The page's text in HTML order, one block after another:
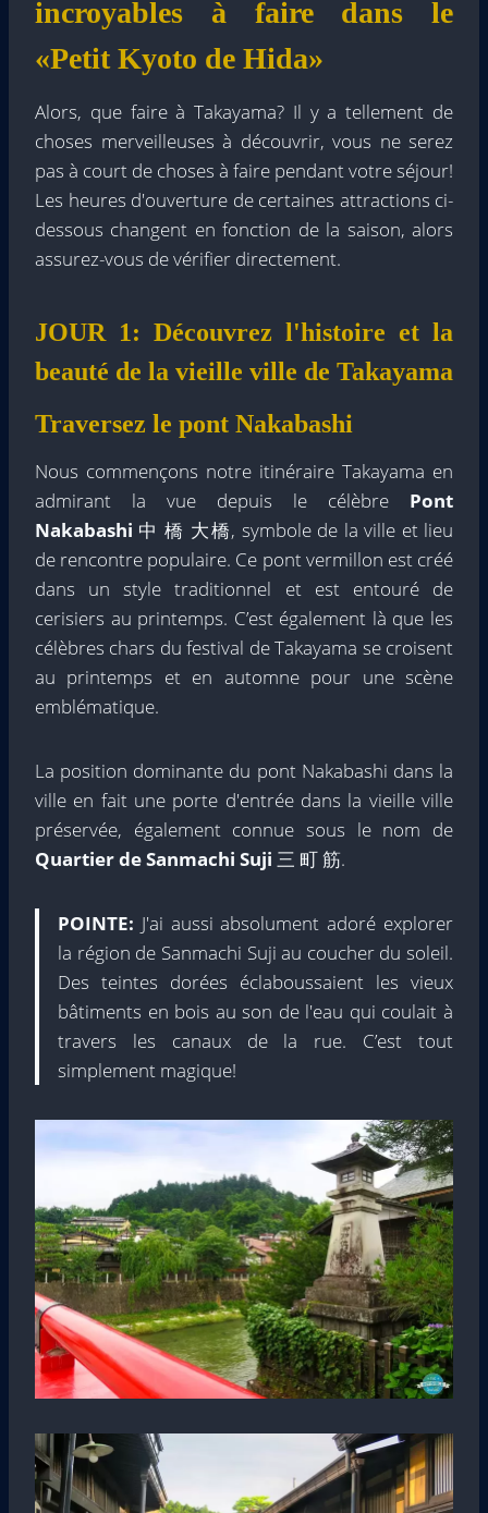
incroyables à faire dans le
«Petit Kyoto de Hida»
Alors, que faire à Takayama? Il y a tellement de
choses merveilleuses à découvrir, vous ne serez
pas à court de choses à faire pendant votre séjour!
Les heures d'ouverture de certaines attractions ci-
dessous changent en fonction de la saison, alors
assurez-vous de vérifier directement.
JOUR 1: Découvrez l'histoire et la
beauté de la vieille ville de Takayama
Traversez le pont Nakabashi
Nous commençons notre itinéraire Takayama en
admirant la vue depuis le célèbre Pont
Nakabashi 中 橋 大橋, symbole de la ville et lieu
de rencontre populaire. Ce pont vermillon est créé
dans un style traditionnel et est entouré de
cerisiers au printemps. C’est également là que les
célèbres chars du festival de Takayama se croisent
au printemps et en automne pour une scène
emblématique.
La position dominante du pont Nakabashi dans la
ville en fait une porte d'entrée dans la vieille ville
préservée, également connue sous le nom de
Quartier de Sanmachi Suji 三 町 筋.
POINTE: J'ai aussi absolument adoré explorer
la région de Sanmachi Suji au coucher du soleil.
Des teintes dorées éclaboussaient les vieux
bâtiments en bois au son de l'eau qui coulait à
travers les canaux de la rue. C’est tout
simplement magique!